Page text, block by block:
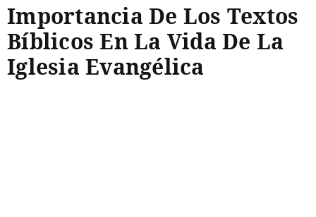
Importancia De Los Textos
Bíblicos En La Vida De La
Iglesia Evangélica